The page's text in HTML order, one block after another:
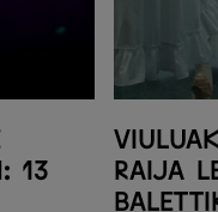
13
Raija